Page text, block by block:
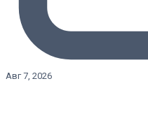
Авг 7, 2026